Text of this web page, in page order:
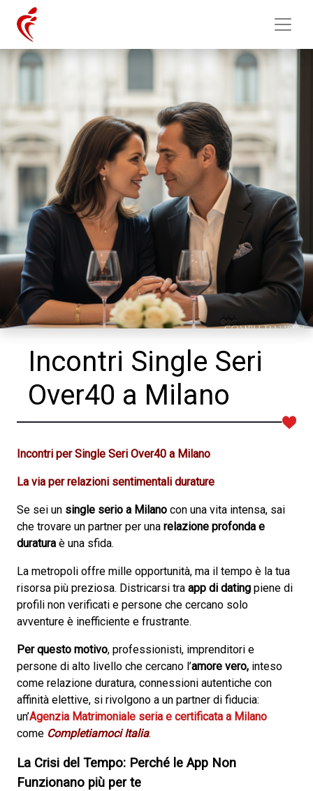
Incontri Single Seri
Over40 a Milano
Incontri per Single Seri Over40 a Milano
La via per relazioni sentimentali durature
Se sei un single serio a Milano con una vita intensa, sai
che trovare un partner per una relazione profonda e
duratura è una sfida.
La metropoli offre mille opportunità, ma il tempo è la tua
risorsa più preziosa. Districarsi tra app di dating piene di
profili non verificati e persone che cercano solo
avventure è inefficiente e frustrante.
Per questo motivo, professionisti, imprenditori e
persone di alto livello che cercano l’amore vero, inteso
come relazione duratura, connessioni autentiche con
affinità elettive, si rivolgono a un partner di fiducia:
un’Agenzia Matrimoniale seria e certificata a Milano
come Completiamoci Italia.
La Crisi del Tempo: Perché le App Non
Funzionano più per te